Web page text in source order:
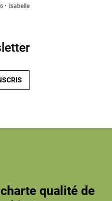
Isabelle
qualité de